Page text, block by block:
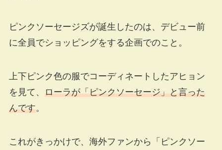
ピンクソーセージズが誕生したのは、デビュー前
に全員でショッピングをする企画でのこと。
上下ピンク色の服でコーディネートしたアヒョン
を見て、 ローラが「ピンクソーセージ」と言った
んです。
これがきっかけで、海外ファンから「ピンクソー